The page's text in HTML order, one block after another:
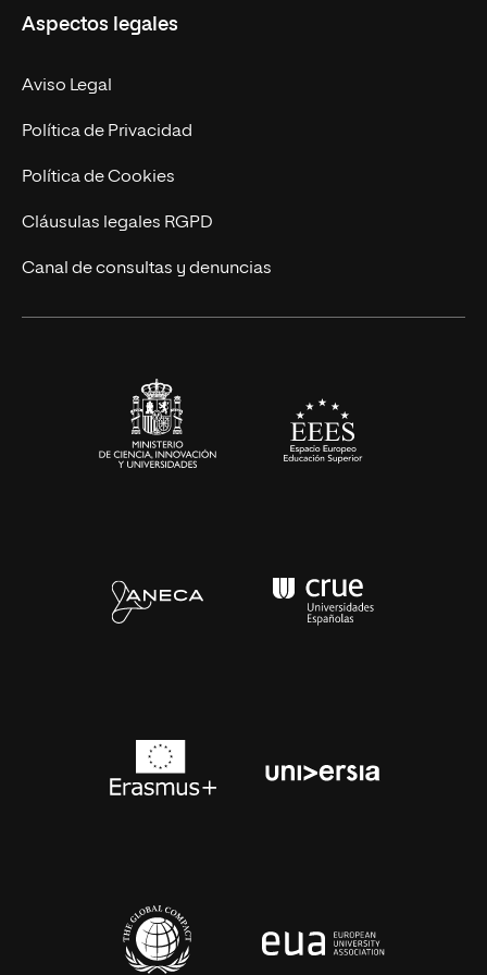
Doctorados
Experto Universitario
Postgrados
Cursos Universitarios
Facultades
Nuestro Equipo
Trabaja en UNIR
Actualidad
UNIR Revista
Eventos
Aspectos legales
Aviso Legal
Política de Privacidad
Política de Cookies
Cláusulas legales RGPD
Canal de consultas y denuncias